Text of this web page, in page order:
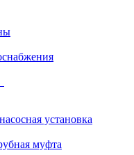
установка
муфта